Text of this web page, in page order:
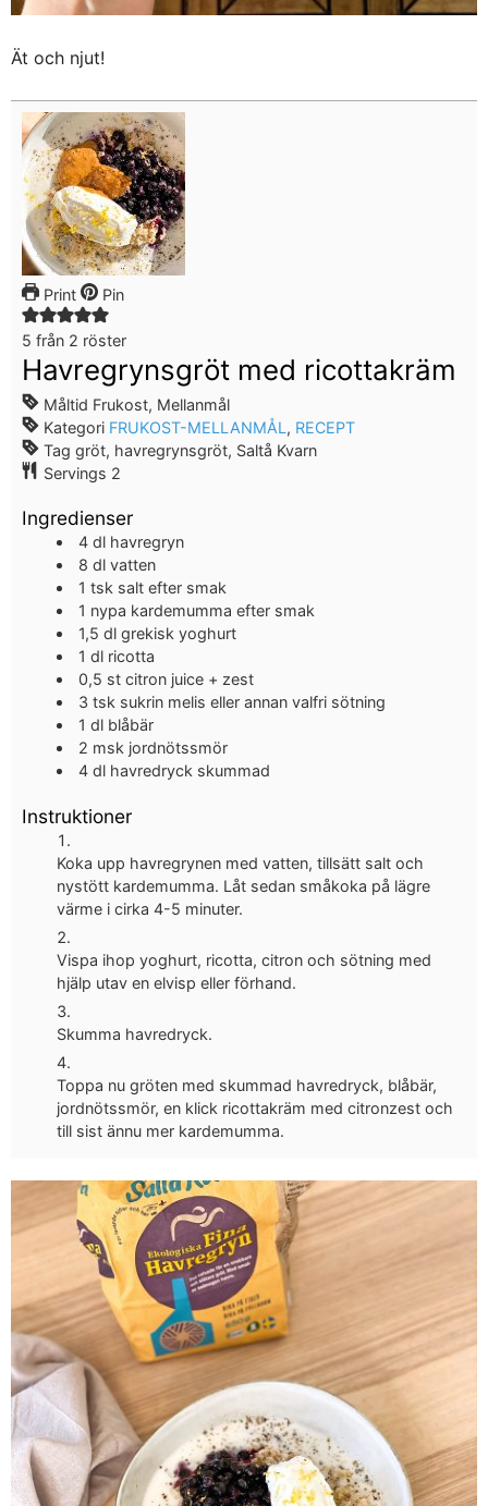
Ät och njut!
Print Pin
5 från 2 röster
Havregrynsgröt med ricottakräm
Måltid Frukost, Mellanmål
Kategori FRUKOST-MELLANMÅL , RECEPT
Tag gröt, havregrynsgröt, Saltå Kvarn
Servings 2
Ingredienser
4 dl havregryn
8 dlvatten
1 tsk salt efter smak
1 nypa kardemumma efter smak
1,5 dl grekisk yoghurt
1 dl ricotta
0,5 st citron juice + zest
3 tsk sukrin melis eller annan valfri sötning
1 dl blåbär
2 msk jordnötssmör
4 dl havredryck skummad
Instruktioner
Koka upp havregrynen med vatten, tillsätt salt och
nystött kardemumma. Låt sedan småkoka på lägre
värme i cirka 4-5 minuter.
Vispa ihop yoghurt, ricotta, citron och sötning med
hjälp utav en elvisp eller förhand.
Skumma havredryck.
Toppa nu gröten med skummad havredryck, blåbär,
jordnötssmör, en klick ricottakräm med citronzest och
till sist ännu mer kardemumma.